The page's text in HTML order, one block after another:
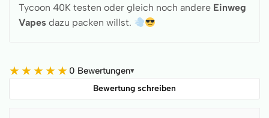
Tycoon 40K testen oder gleich noch andere Einweg
Vapes dazu packen willst.
★★★★★ 0 Bewertungen▾
Bewertung schreiben